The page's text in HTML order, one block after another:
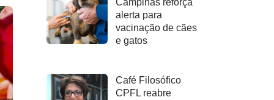
Campinas reforça
alerta para
vacinação de cães
e gatos
Café Filosófico
CPFL reabre